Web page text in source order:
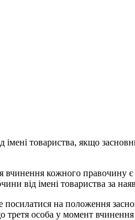
товариства, якщо
вчинення кожного
від імені товариства за
на положення
третя особа у момент